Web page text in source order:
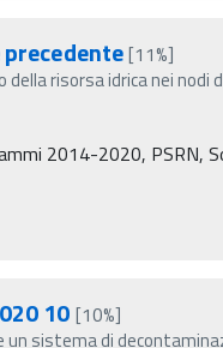
precedente[11%]
risorsa idrica nei
2014-2020, PSRN,
10 [10%]
sistema di